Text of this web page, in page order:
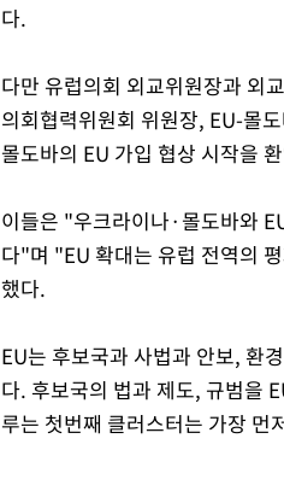
다.
다만 유럽의회 외교위원장과 외
의회협력위원회 위원장, EU-몰
몰도바의 EU 가입 협상 시작을
이들은 "우크라이나·몰도바와
다"며 "EU 확대는 유럽 전역의
했다.
EU는 후보국과 사법과 안보, 환
다. 후보국의 법과 제도, 규범을
루는 첫번째 클러스터는 가장 먼